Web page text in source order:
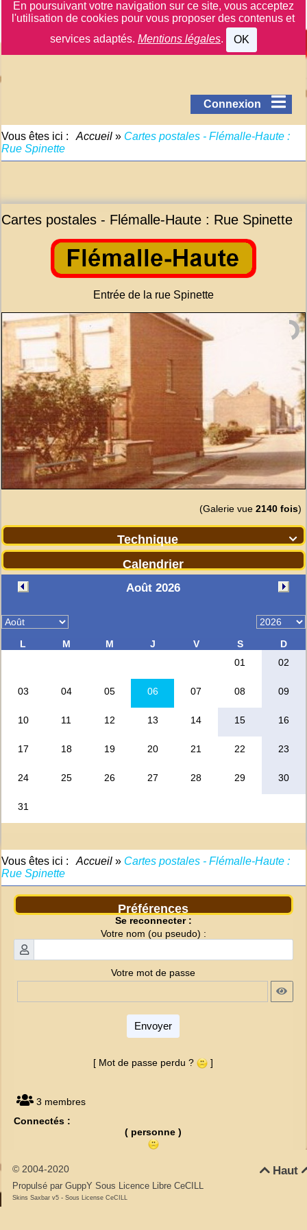
En poursuivant votre navigation sur ce site, vous acceptez
l'utilisation de cookies pour vous proposer des contenus et
services adaptés. Mentions légales. OK
Connexion
Vous êtes ici : Accueil» Cartes postales - Flémalle-Haute :
Rue Spinette
Cartes postales - Flémalle-Haute : Rue Spinette
Entrée de la rue Spinette
(Galerie vue 2140 fois)

Technique
Calendrier
Vous êtes ici : Accueil» Cartes postales - Flémalle-Haute :
Rue Spinette
Préférences
Se reconnecter :
Votre nom (ou pseudo) :
Votre mot de passe
Envoyer
[ Mot de passe perdu ? ]
3 membres
Connectés :
( personne )
Haut
© 2004-2020
Propulsé par GuppYSous Licence Libre CeCILL
Skins Saxbar v5 -Sous License CeCILL